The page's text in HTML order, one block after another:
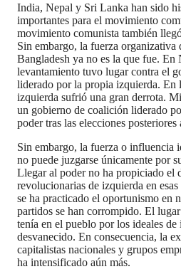
India, Nepal y Sri Lanka han sido
importantes para el movimiento
movimiento comunista también
Sin embargo, la fuerza organizativa
Bangladesh ya no es la que fue. En
levantamiento tuvo lugar contra el
liderado por la propia izquierda. En
izquierda sufrió una gran derrota.
un gobierno de coalición liderado
poder tras las elecciones
Sin embargo, la fuerza o influencia
no puede juzgarse únicamente por
Llegar al poder no ha propiciado el
revolucionarias de izquierda en
se ha practicado el oportunismo en
partidos se han corrompido. El lugar
tenía en el pueblo por los ideales de
desvanecido. En consecuencia, la
capitalistas nacionales y grupos
ha intensificado aún más.